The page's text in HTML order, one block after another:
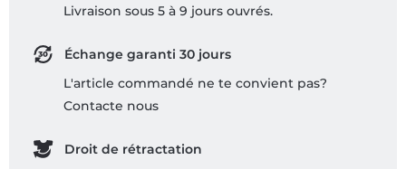
Livraison sous 5 à 9 jours ouvrés.
Échange garanti 30 jours
L'article commandé ne te convient pas?
Contacte nous
Droit de rétractation